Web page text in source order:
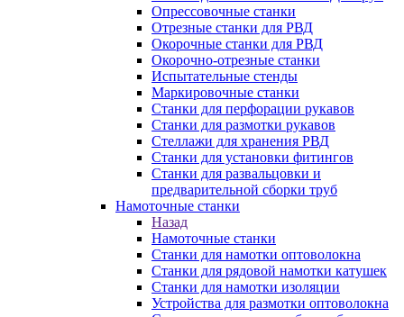
Опрессовочные станки
Отрезные станки для РВД
Окорочные станки для РВД
Окорочно-отрезные станки
Испытательные стенды
Маркировочные станки
Станки для перфорации рукавов
Станки для размотки рукавов
Стеллажи для хранения РВД
Станки для установки фитингов
Станки для развальцовки и
предварительной сборки труб
Намоточные станки
Назад
Намоточные станки
Станки для намотки оптоволокна
Станки для рядовой намотки катушек
Станки для намотки изоляции
Устройства для размотки оптоволокна